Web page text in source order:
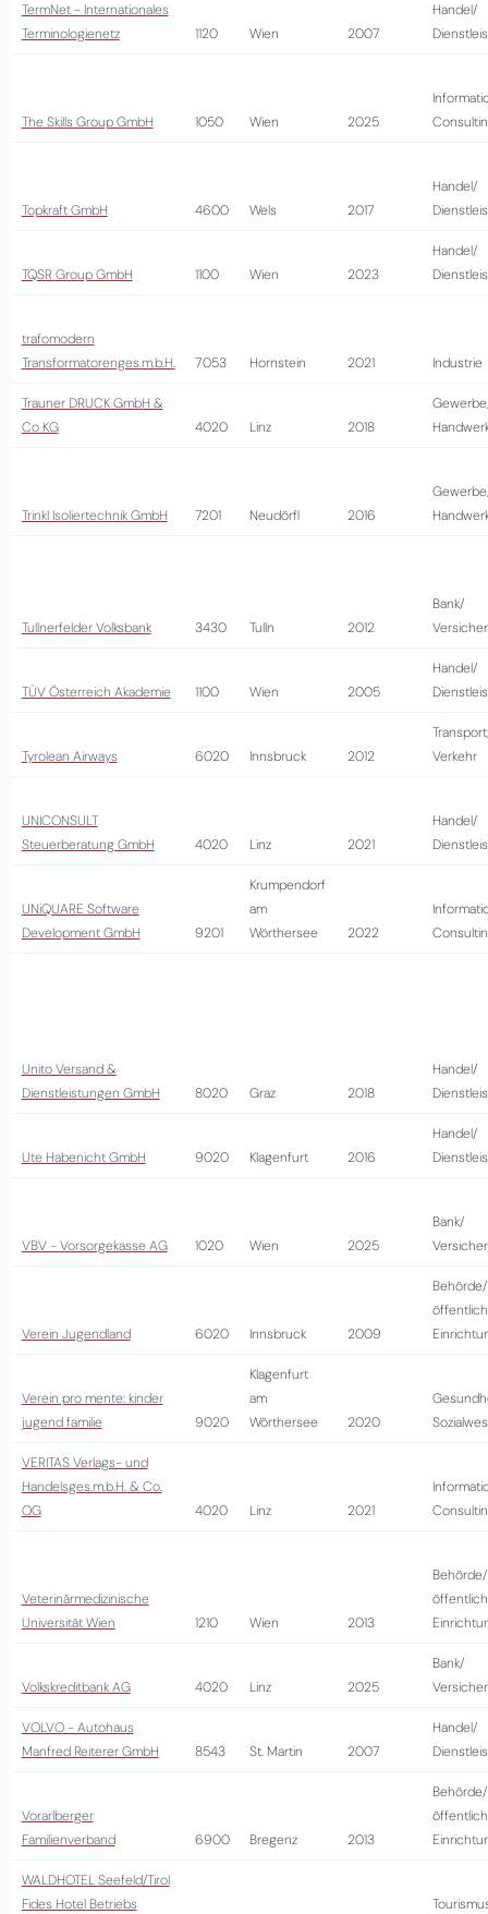
TermNet - Internationales
Terminologienetz
1120 Wien 2007
Handel/
The Skills Group GmbH 1050 Wien 2025
Topkraft GmbH 4600 Wels 2017
Handel/
TQSR Group GmbH 1100 Wien 2023
Handel/
trafomodern
Transformatorenges.m.b.H.
7053 Hornstein 2021 Industrie
Trauner DRUCK GmbH &
Co KG
4020 Linz 2018
Trinkl Isoliertechnik GmbH 7201 Neudörfl 2016
Tullnerfelder Volksbank 3430 Tulln 2012
Bank/
TÜV Österreich Akademie 1100 Wien 2005
Handel/
Tyrolean Airways 6020 Innsbruck 2012
Verkehr
UNICONSULT
Steuerberatung GmbH
4020 Linz 2021
Handel/
UNiQUARE Software
Development GmbH
9201
Krumpendorf
am
Wörthersee
2022
Unito Versand &
Dienstleistungen GmbH
8020 Graz 2018
Handel/
Ute Habenicht GmbH 9020 Klagenfurt 2016
Handel/
VBV - Vorsorgekasse AG 1020 Wien 2025
Bank/
Verein Jugendland 6020 Innsbruck 2009
Behörde/
Verein pro mente: kinder
jugend familie
9020
Klagenfurt
am
Wörthersee
2020
VERITAS Verlags- und
Handelsges.m.b.H. & Co.
OG
4020 Linz 2021
Veterinärmedizinische
Universität Wien
1210 Wien 2013
Behörde/
Volkskreditbank AG 4020 Linz 2025
Bank/
VOLVO - Autohaus
Manfred Reiterer GmbH
8543 St. Martin 2007
Handel/
Vorarlberger
Familienverband
6900 Bregenz 2013
Behörde/
WALDHOTEL Seefeld/Tirol
Fides Hotel Betriebs